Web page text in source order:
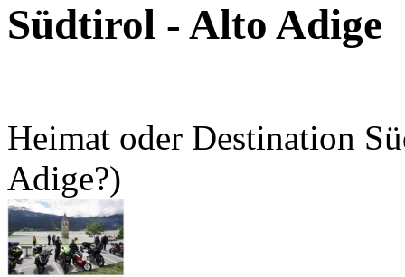
Südtirol - Alto Adige
Heimat oder Destination
Adige?)